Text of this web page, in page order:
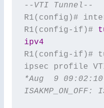
--VTI Tunnel--
R1(config)#
R1(config-if)#
ipv4
R1(config-if)#
*Aug  9
ISAKMP_ON_OFF: